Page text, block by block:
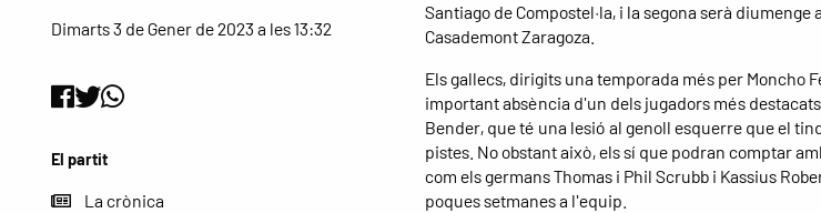
Dimarts 3 de Gener de 2023 a les 13:32
El partit
La crònica
Santiago de Compostel·la, i la segona serà diumenge
Casademont Zaragoza.
Els gallecs, dirigits una temporada més per Moncho
important absència d'un dels jugadors més
Bender, que té una lesió al genoll esquerre que el
pistes. No obstant això, els sí que podran comptar
com els germans Thomas i Phil Scrubb i Kassius
poques setmanes a l'equip.